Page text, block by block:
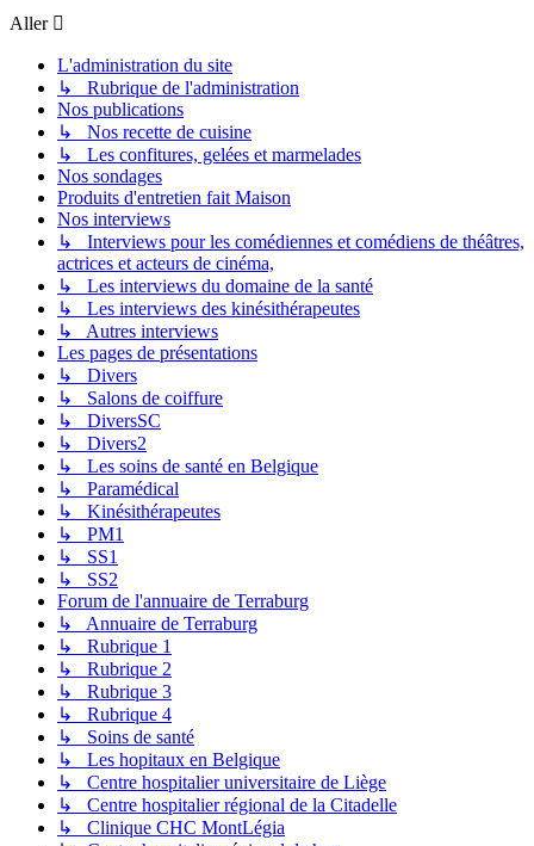
Aller
L'administration du site
↳ Rubrique de l'administration
Nos publications
↳ Nos recette de cuisine
↳ Les confitures, gelées et marmelades
Nos sondages
Produits d'entretien fait Maison
Nos interviews
↳ Interviews pour les comédiennes et comédiens de théâtres,
actrices et acteurs de cinéma,
↳ Les interviews du domaine de la santé
↳ Les interviews des kinésithérapeutes
↳ Autres interviews
Les pages de présentations
↳ Divers
↳ Salons de coiffure
↳ DiversSC
↳ Divers2
↳ Les soins de santé en Belgique
↳ Paramédical
↳ Kinésithérapeutes
↳ PM1
↳ SS1
↳ SS2
Forum de l'annuaire de Terraburg
↳ Annuaire de Terraburg
↳ Rubrique 1
↳ Rubrique 2
↳ Rubrique 3
↳ Rubrique 4
↳ Soins de santé
↳ Les hopitaux en Belgique
↳ Centre hospitalier universitaire de Liège
↳ Centre hospitalier régional de la Citadelle
↳ Clinique CHC MontLégia